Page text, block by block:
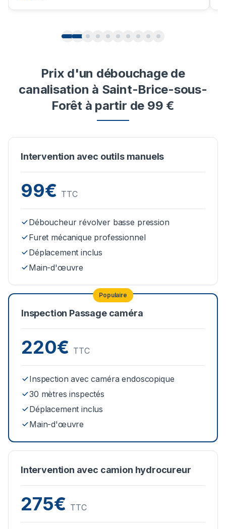
Prix d'un débouchage de
canalisation à Saint-Brice-sous-
Forêt à partir de 99 €
Intervention avec outils manuels
99€ TTC
Déboucheur révolver basse pression
Furet mécanique professionnel
Déplacement inclus
Main-d'œuvre
Populaire
Inspection Passage caméra
220€ TTC
Inspection avec caméra endoscopique
30 mètres inspectés
Déplacement inclus
Main-d'œuvre
Intervention avec camion hydrocureur
275€ TTC